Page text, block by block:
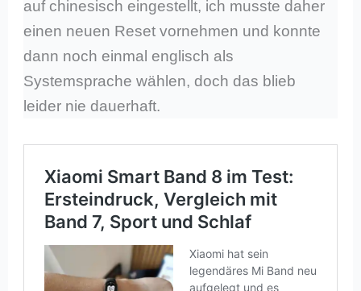
auf chinesisch eingestellt, ich musste daher
einen neuen Reset vornehmen und konnte
dann noch einmal englisch als
Systemsprache wählen, doch das blieb
leider nie dauerhaft.